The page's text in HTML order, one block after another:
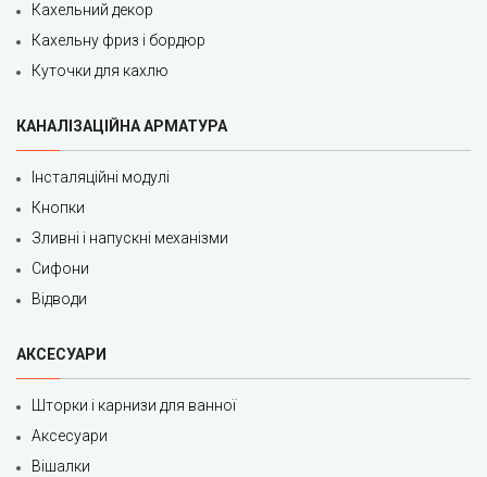
Кахельний декор
Кахельну фриз і бордюр
Куточки для кахлю
КАНАЛІЗАЦІЙНА АРМАТУРА
Інсталяційні модулі
Кнопки
Зливні і напускні механізми
Сифони
Відводи
АКСЕСУАРИ
Шторки і карнизи для ванної
Аксесуари
Вішалки